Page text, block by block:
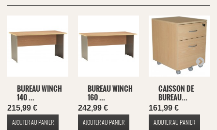
BUREAU WINCH
140 ...
215,99 €
AJOUTER AU PANIER
BUREAU WINCH
160 ...
242,99 €
AJOUTER AU PANIER
CAISSON DE
BUREAU...
161,99 €
AJOUTER AU PANIER